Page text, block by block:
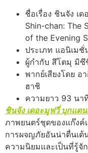
ชื่อเรื่อง ชินจัง เ
Shin-chan: The
of the Evening
ประเภท แอนิเม
ผู้กำกับ สึโตมุ มิซึ
พากย์เสียงโดย อ
ฮาชิ
ความยาว 93 นา
ชินจัง เดอะมูฟวี่ บุกแด
ภาพยนตร์ชุดของแก๊งค์
การผจญภัยอันน่าตื่นเต้
ความนิยมและเป็นที่รู้จั